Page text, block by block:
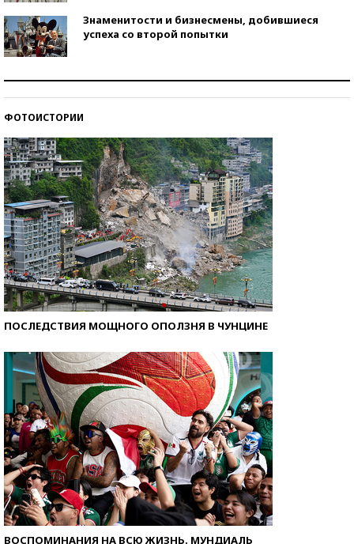
Знаменитости и бизнесмены, добившиеся
успеха со второй попытки
ФОТОИСТОРИИ
ПОСЛЕДСТВИЯ МОЩНОГО ОПОЛЗНЯ В ЧУНЦИНЕ
ВОСПОМИНАНИЯ НА ВСЮ ЖИЗНЬ. МУНДИАЛЬ